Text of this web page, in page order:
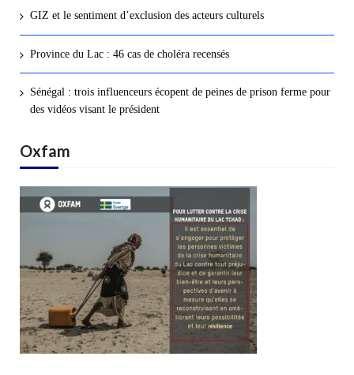
GIZ et le sentiment d’exclusion des acteurs culturels
Province du Lac : 46 cas de choléra recensés
Sénégal : trois influenceurs écopent de peines de prison ferme pour
des vidéos visant le président
Oxfam